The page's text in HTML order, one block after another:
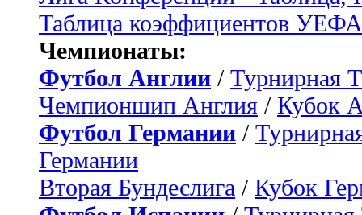
Таблица коэффициентов УЕФА
Чемпионаты:
Футбол Англии / Турнирная
Чемпионшип Англия / Кубок
Футбол Германии /
Германии
Вторая Бундеслига / Кубок